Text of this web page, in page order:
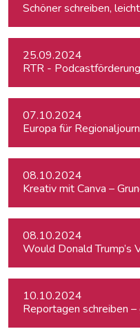
Schöner schreiben,
25.09.2024
RTR -
07.10.2024
Europa für
08.10.2024
Kreativ mit Canva –
08.10.2024
Would Donald Trump’s
10.10.2024
Reportagen schreiben –